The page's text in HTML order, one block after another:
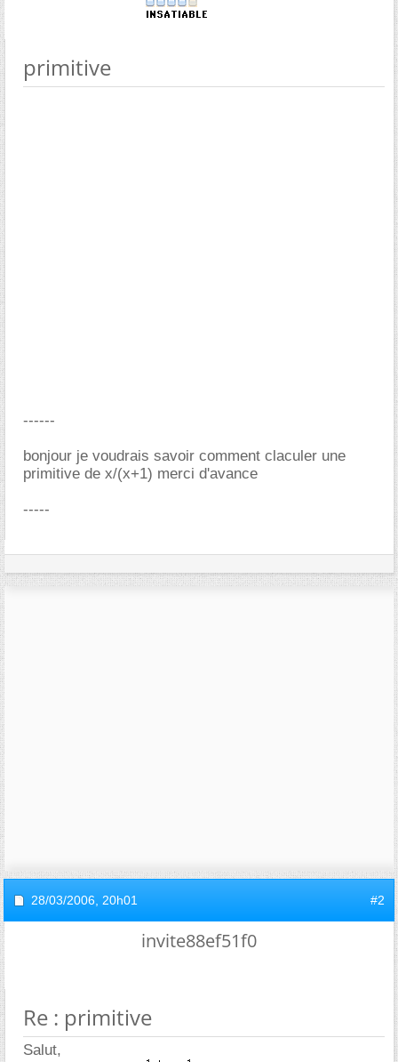
primitive
------
bonjour je voudrais savoir comment claculer une
primitive de x/(x+1) merci d'avance
-----
28/03/2006, 20h01 #2
invite88ef51f0
Re : primitive
Salut,